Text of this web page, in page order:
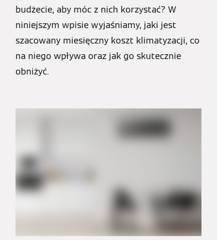
budżecie, aby móc z nich korzystać? W
niniejszym wpisie wyjaśniamy, jaki jest
szacowany miesięczny koszt klimatyzacji, co
na niego wpływa oraz jak go skutecznie
obniżyć.